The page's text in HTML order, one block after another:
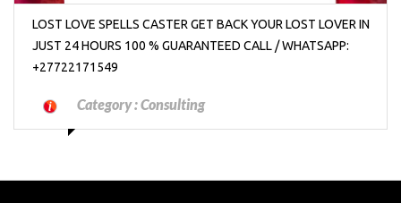
LOST LOVE SPELLS CASTER GET BACK YOUR LOST LOVER IN
JUST 24 HOURS 100 % GUARANTEED CALL / WHATSAPP:
+27722171549
Category :Consulting